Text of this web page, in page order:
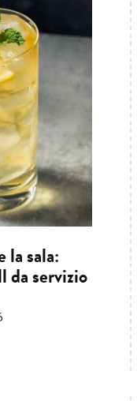
la sala:
da servizio